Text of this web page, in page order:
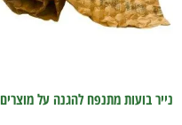
נייר בועות מתנפח להגנה על מוצרים